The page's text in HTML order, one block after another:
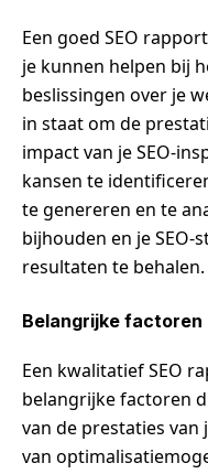
Een goed SEO
je kunnen helpen bij
beslissingen over je
in staat om de
impact van je SEO-
kansen te
te genereren en te
bijhouden en je SEO-
resultaten te behalen.
Belangrijke factoren
Een kwalitatief SEO
belangrijke factoren
van de prestaties
van